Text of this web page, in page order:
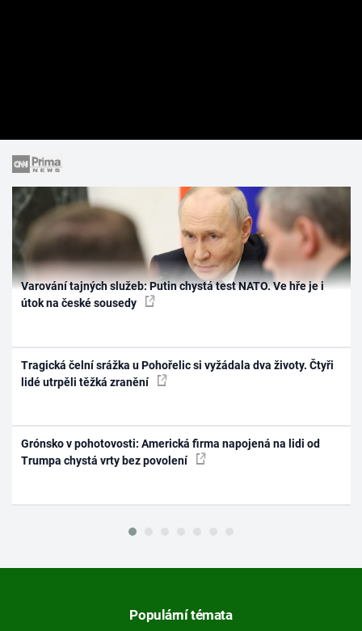
Varování tajných služeb: Putin chystá test NATO. Ve hře je i
útok na české sousedy
Tragická čelní srážka u Pohořelic si vyžádala dva životy. Čtyři
lidé utrpěli těžká zranění
Grónsko v pohotovosti: Americká firma napojená na lidi od
Trumpa chystá vrty bez povolení
Populární témata